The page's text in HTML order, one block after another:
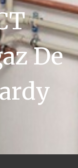
De